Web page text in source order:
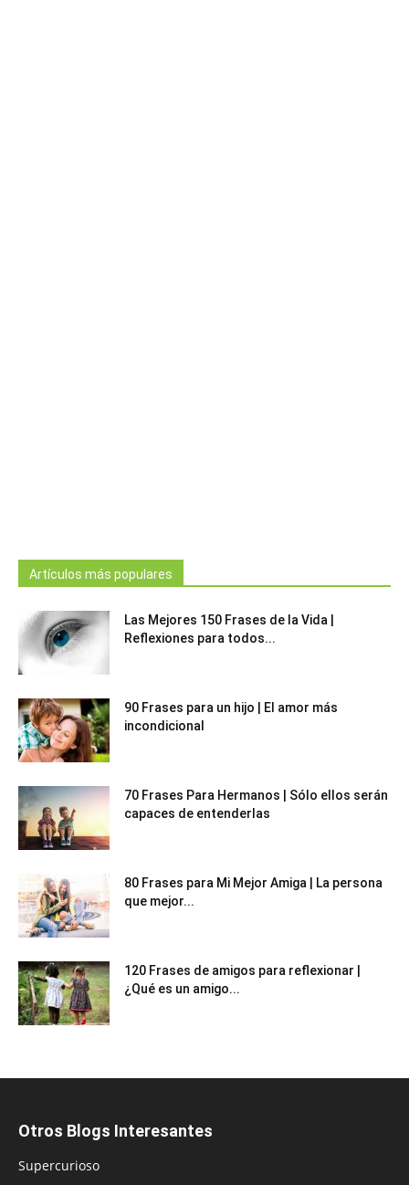
Artículos más populares
Las Mejores 150 Frases de la Vida |
Reflexiones para todos...
90 Frases para un hijo | El amor más
incondicional
70 Frases Para Hermanos | Sólo ellos serán
capaces de entenderlas
80 Frases para Mi Mejor Amiga | La persona
que mejor...
120 Frases de amigos para reflexionar |
¿Qué es un amigo...
Otros Blogs Interesantes
Supercurioso